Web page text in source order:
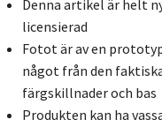
Denna artikel är helt
licensierad
Fotot är av en
något från den
färgskillnader och bas
Produkten kan ha